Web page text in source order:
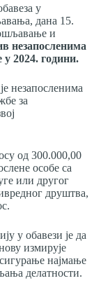
у
дана 15.
и
незапосленима
у 2024. години.
незапосленима
за
од 300.000,00
особе са
или другог
друштва,
у обавези је да
измирује
најмање
делатности.